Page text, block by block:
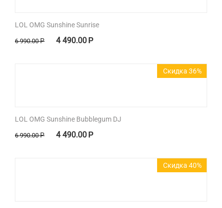
LOL OMG Sunshine Sunrise
6 990.00 Р 4 490.00 Р
Скидка 36%
LOL OMG Sunshine Bubblegum DJ
6 990.00 Р 4 490.00 Р
Скидка 40%